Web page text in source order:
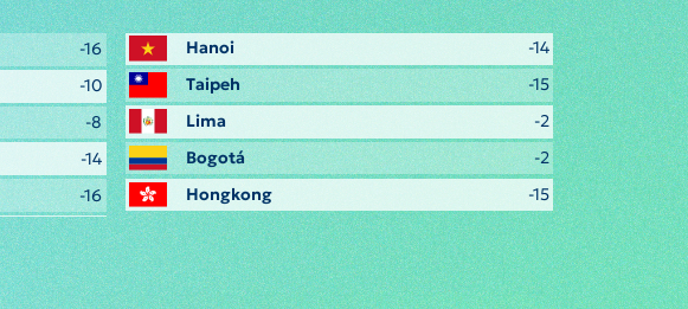
-16
-10
-8
-14
-16
Hanoi
-14
Taipeh
-15
Lima
-2
Bogotá
-2
Hongkong
-15